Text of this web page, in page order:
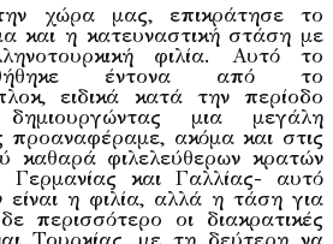
χώρα μας, επικράτησε το
και η κατευναστική στάση με
φιλία. Αυτό το
έντονα από το
ειδικά κατά την περίοδο
μια μεγάλη
ακόμα και στις
καθαρά φιλελεύθερων κρατών
και Γαλλίας- αυτό
είναι η φιλία, αλλά η τάση για
περισσότερο οι διακρατικές